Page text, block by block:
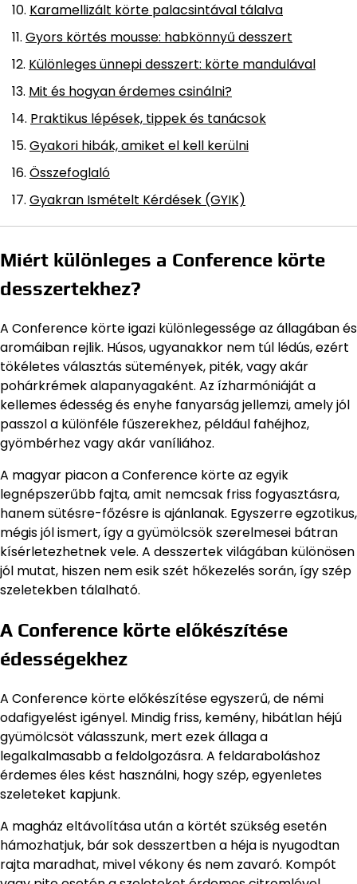
Karamellizált körte palacsintával tálalva
Gyors körtés mousse: habkönnyű desszert
Különleges ünnepi desszert: körte mandulával
Mit és hogyan érdemes csinálni?
Praktikus lépések, tippek és tanácsok
Gyakori hibák, amiket el kell kerülni
Összefoglaló
Gyakran Ismételt Kérdések (GYIK)
Miért különleges a Conference körte
desszertekhez?
A Conference körte igazi különlegessége az állagában és
aromáiban rejlik. Húsos, ugyanakkor nem túl lédús, ezért
tökéletes választás sütemények, piték, vagy akár
pohárkrémek alapanyagaként. Az ízharmóniáját a
kellemes édesség és enyhe fanyarság jellemzi, amely jól
passzol a különféle fűszerekhez, például fahéjhoz,
gyömbérhez vagy akár vaníliához.
A magyar piacon a Conference körte az egyik
legnépszerűbb fajta, amit nemcsak friss fogyasztásra,
hanem sütésre-főzésre is ajánlanak. Egyszerre egzotikus,
mégis jól ismert, így a gyümölcsök szerelmesei bátran
kísérletezhetnek vele. A desszertek világában különösen
jól mutat, hiszen nem esik szét hőkezelés során, így szép
szeletekben tálalható.
A Conference körte előkészítése
édességekhez
A Conference körte előkészítése egyszerű, de némi
odafigyelést igényel. Mindig friss, kemény, hibátlan héjú
gyümölcsöt válasszunk, mert ezek állaga a
legalkalmasabb a feldolgozásra. A feldaraboláshoz
érdemes éles kést használni, hogy szép, egyenletes
szeleteket kapjunk.
A magház eltávolítása után a körtét szükség esetén
hámozhatjuk, bár sok desszertben a héja is nyugodtan
rajta maradhat, mivel vékony és nem zavaró. Kompót